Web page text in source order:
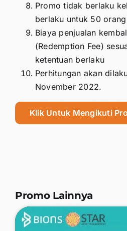
Promo tidak berlaku
berlaku untuk 50
Biaya penjualan
(Redemption Fee)
ketentuan berlaku
Perhitungan akan
November 2022.
Klik Untuk Mengikuti
Promo Lainnya